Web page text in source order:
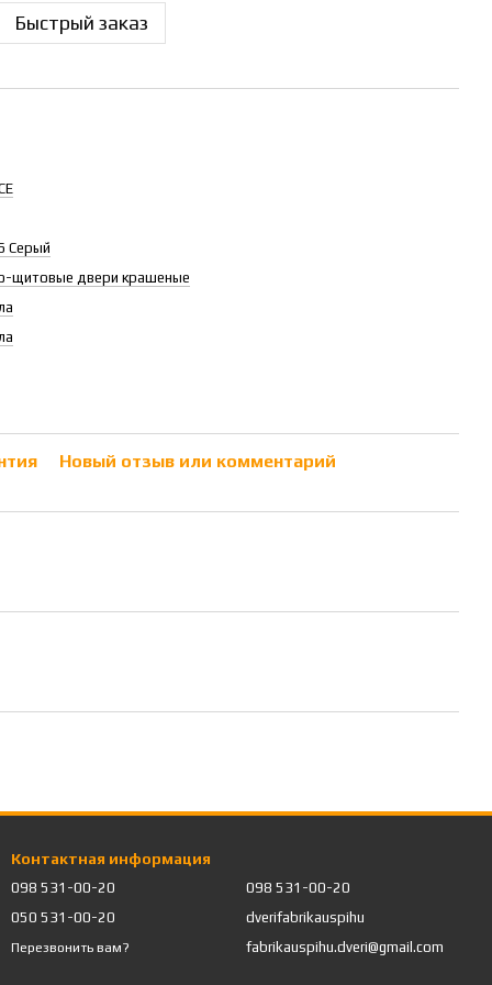
Быстрый заказ
Серый
щитовые двери крашеные
Новый отзыв или комментарий
Контактная информация
098 531-00-20
050 531-00-20
Перезвонить вам?
098 531-00-20
dverifabrikauspihu
fabrikauspihu.dveri@gmail.com